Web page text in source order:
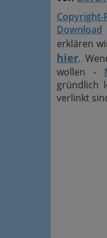
Download
erklären
hier.
wollen -
gründlich
verlinkt